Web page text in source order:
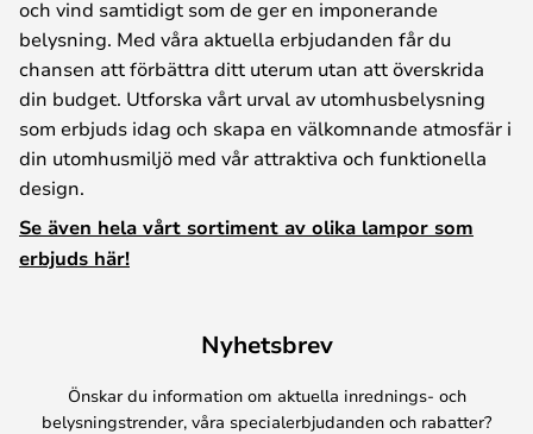
och vind samtidigt som de ger en imponerande
belysning. Med våra aktuella erbjudanden får du
chansen att förbättra ditt uterum utan att överskrida
din budget. Utforska vårt urval av utomhusbelysning
som erbjuds idag och skapa en välkomnande atmosfär i
din utomhusmiljö med vår attraktiva och funktionella
design.
Se även hela vårt sortiment av olika lampor som
erbjuds här!
Nyhetsbrev
Önskar du information om aktuella inrednings- och
belysningstrender, våra specialerbjudanden och rabatter?